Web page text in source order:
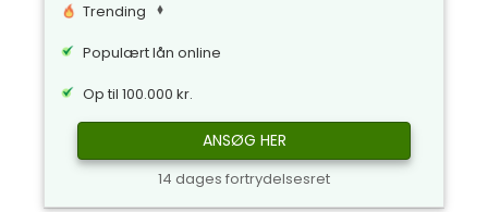
Trending
Populært lån online
Op til 100.000 kr.
ANSØG HER
14 dages fortrydelsesret